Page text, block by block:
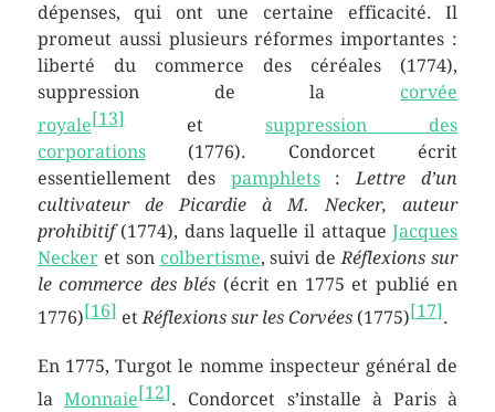
dépenses, qui ont une certaine efficacité. Il
promeut aussi plusieurs réformes importantes :
liberté du commerce des céréales (1774),
suppression de la corvée
royale[13]etsuppression des
corporations(1776). Condorcet écrit
essentiellement des pamphlets:Lettre d’un
cultivateur de Picardie à M. Necker, auteur
prohibitif(1774), dans laquelle il attaqueJacques
Neckeret son colbertisme, suivi deRéflexions sur
le commerce des blés (écrit en 1775 et publié en
1776)[16]etRéflexions sur les Corvées(1775)[17].
En 1775, Turgot le nomme inspecteur général de
la Monnaie [12] . Condorcet s’installe à Paris à